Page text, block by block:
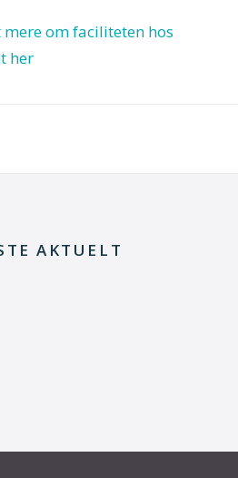
om faciliteten hos
her
AKTUELT